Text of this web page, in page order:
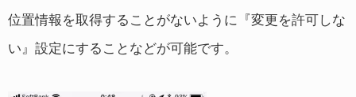
位置情報を取得することがないように『変更を許可しな
い』設定にすることなどが可能です。